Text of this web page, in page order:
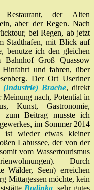
der Alten
aber der Regen. Nach
bei Regen, ab jetzt
Stadthafen, mit Blick auf
benutze ich den gleichen
Groß Quassow
Hinfahrt und fahren, über
Der Ort Useriner
(Industrie) Brache, direkt
Meinung nach, Potential in
Kunst, Gastronomie,
zum Beitrag musste ich
im Sommer 2014
ist wieder etwas kleiner
Labussee, der von der
vom Wassertourismus
Durch
Wälder, Seen) erreichen
Mittagessen möchte, kein
Bodinka, sehr gutes